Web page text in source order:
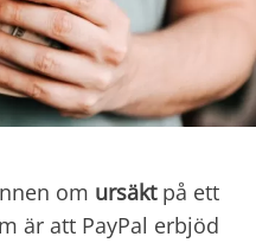
om ursäktpå ett
är att PayPal erbjöd